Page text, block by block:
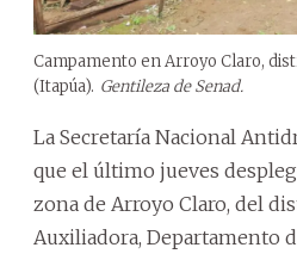
Campamento en Arroyo Claro,
(Itapúa). Gentileza de Senad.
La Secretaría Nacional
que el último jueves
zona de Arroyo Claro, del
Auxiliadora, Departamento